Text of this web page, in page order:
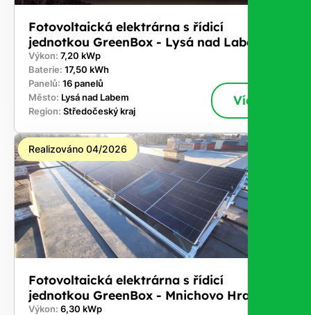
Fotovoltaická elektrárna s řídicí
jednotkou GreenBox - Lysá nad Labem
Výkon: 7,20 kWp
Baterie: 17,50 kWh
Panelů: 16 panelů
Město: Lysá nad Labem
Region: Středočeský kraj
Více
Realizováno 04/2026
Fotovoltaická elektrárna s řídicí
jednotkou GreenBox - Mnichovo Hradiště
Výkon: 6,30 kWp